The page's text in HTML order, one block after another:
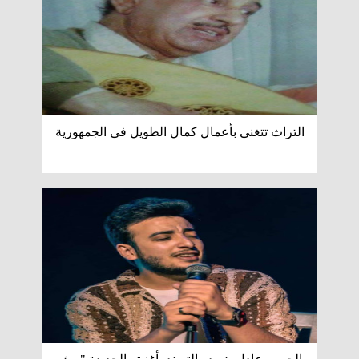
التراث تتغنى بأعمال كمال الطويل فى الجمهورية